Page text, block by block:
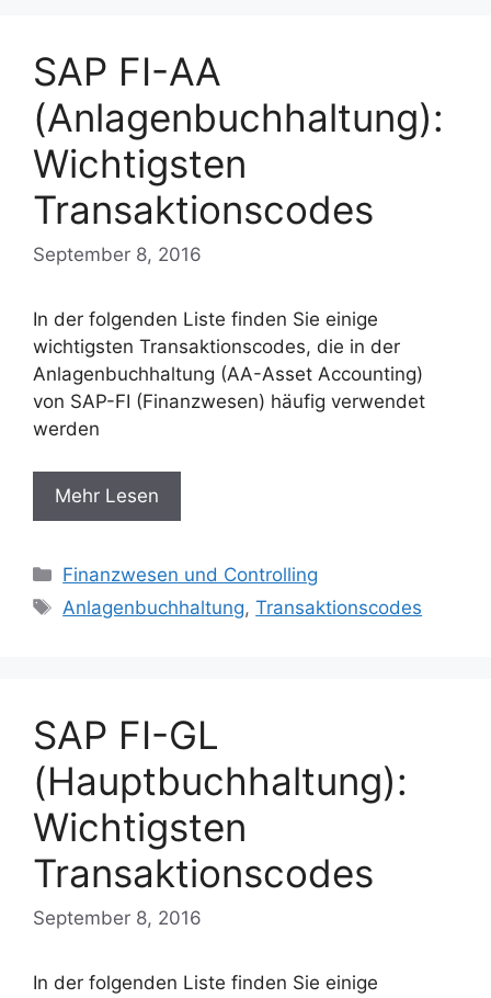
SAP FI-AA
(Anlagenbuchhaltung):
Wichtigsten
Transaktionscodes
September 8, 2016
In der folgenden Liste finden Sie einige
wichtigsten Transaktionscodes, die in der
Anlagenbuchhaltung (AA-Asset Accounting)
von SAP-FI (Finanzwesen) häufig verwendet
werden
Mehr Lesen
Categories
Finanzwesen und Controlling
Tags
Anlagenbuchhaltung,Transaktionscodes
SAP FI-GL
(Hauptbuchhaltung):
Wichtigsten
Transaktionscodes
September 8, 2016
In der folgenden Liste finden Sie einige